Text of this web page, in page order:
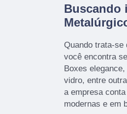
Buscando
Quando trata-se
você encontra
Boxes
vidro, entre
a empresa
modernas e em